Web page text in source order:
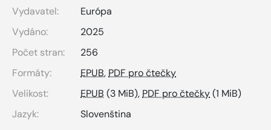
Vydavatel:
Európa
Vydáno:
2025
Počet stran:
256
Formáty:
EPUB, PDF pro čtečky
Velikost:
EPUB (3 MiB), PDF pro čtečky(1 MiB)
Jazyk:
Slovenština